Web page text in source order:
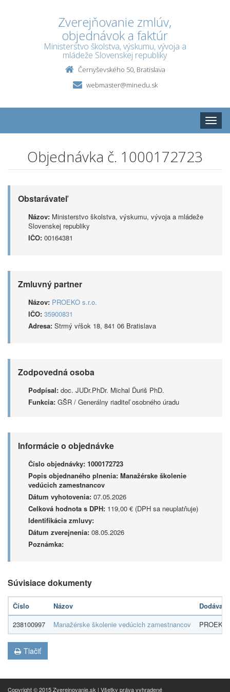
Zverejňovanie zmlúv,
objednávok a faktúr
Ministerstvo školstva, výskumu, vývoja a
mládeže Slovenskej republiky
Černyševského 50, Bratislava
webmaster@minedu.sk
Toggle
Objednávka č. 1000172723
Obstarávateľ
Názov: Ministerstvo školstva, výskumu, vývoja a mládeže
Slovenskej republiky
IČO: 00164381
Zmluvný partner
Názov: PROEKO s.r.o.
IČO: 35900831
Adresa: Strmý vŕšok 18, 841 06 Bratislava
Zodpovedná osoba
Podpísal: doc. JUDr.PhDr. Michal Ďuriš PhD.
Funkcia: GŠR / Generálny riaditeľ osobného úradu
Informácie o objednávke
Číslo objednávky: 1000172723
Popis objednaného plnenia: Manažérske školenie
vedúcich zamestnancov
Dátum vyhotovenia: 07.05.2026
Celková hodnota s DPH: 119,00 € (DPH sa neuplatňuje)
Identifikácia zmluvy:
Dátum zverejnenia: 08.05.2026
Poznámka:
Súvisiace dokumenty
Číslo Názov
Dodávateľ
238100997
Manažérske školenie vedúcich zamestnancov PROEKO
Tlačiť
Copyright © 2015 Zverejnovanie.sk | Všetky práva vyhradené